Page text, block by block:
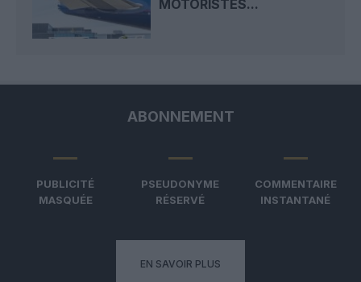
MOTORISTES...
ABONNEMENT
PUBLICITÉ
MASQUÉE
PSEUDONYME
RÉSERVÉ
COMMENTAIRE
INSTANTANÉ
EN SAVOIR PLUS